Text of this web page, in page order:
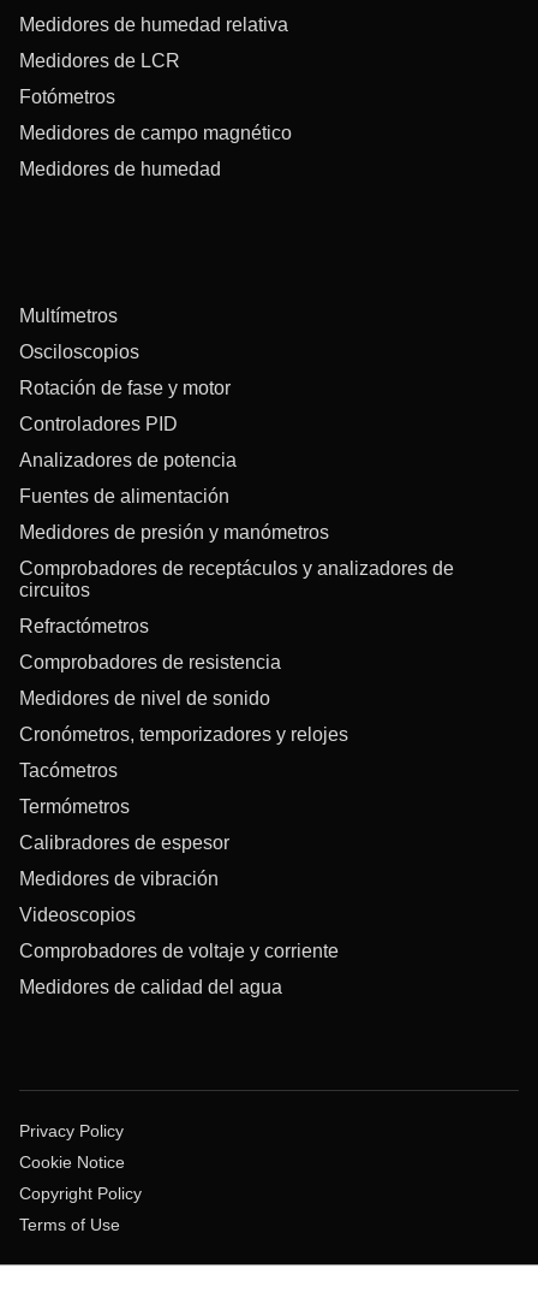
Medidores de humedad relativa
Medidores de LCR
Fotómetros
Medidores de campo magnético
Medidores de humedad
Multímetros
Osciloscopios
Rotación de fase y motor
Controladores PID
Analizadores de potencia
Fuentes de alimentación
Medidores de presión y manómetros
Comprobadores de receptáculos y analizadores de
circuitos
Refractómetros
Comprobadores de resistencia
Medidores de nivel de sonido
Cronómetros, temporizadores y relojes
Tacómetros
Termómetros
Calibradores de espesor
Medidores de vibración
Videoscopios
Comprobadores de voltaje y corriente
Medidores de calidad del agua
Privacy Policy
Cookie Notice
Copyright Policy
Terms of Use